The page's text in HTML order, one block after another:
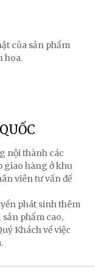
của sản phẩm
hoa.
nội thành các
giao hàng ở khu
viên tư vấn để
phát sinh thêm
phẩm cao,
Khách về việc